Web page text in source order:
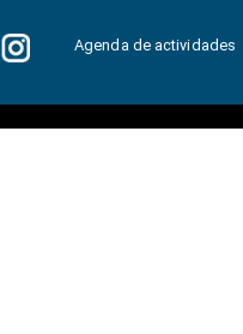
Agenda de actividades